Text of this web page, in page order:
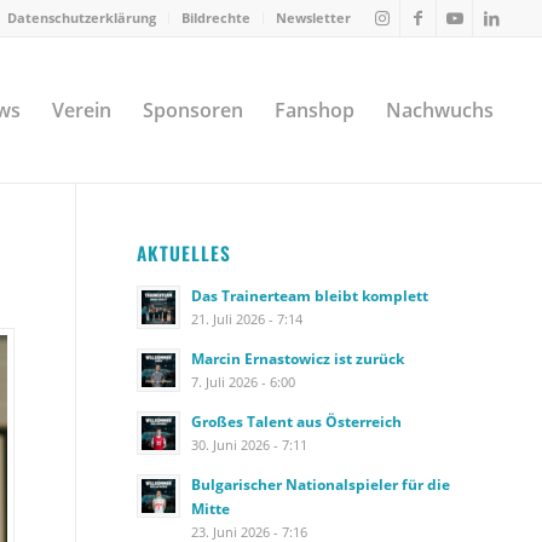
Datenschutzerklärung Bildrechte Newsletter
Verein Sponsoren Fanshop Nachwuchs
AKTUELLES
Das Trainerteam bleibt komplett
21. Juli 2026 - 7:14
Marcin Ernastowicz ist zurück
7. Juli 2026 - 6:00
Großes Talent aus Österreich
30. Juni 2026 - 7:11
Bulgarischer Nationalspieler für die
Mitte
23. Juni 2026 - 7:16